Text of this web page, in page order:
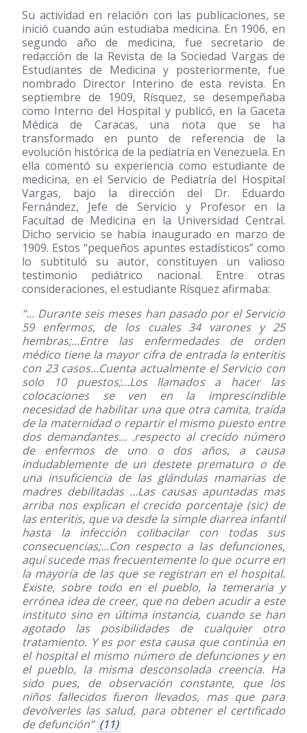
Su actividad en relación con las publicaciones, se
inició cuando aún estudiaba medicina. En 1906, en
segundo año de medicina, fue secretario de
redacción de la Revista de la Sociedad Vargas de
Estudiantes de Medicina y posteriormente, fue
nombrado Director Interino de esta revista. En
septiembre de 1909, Rísquez, se desempeñaba
como Interno del Hospital y publicó, en la Gaceta
Médica de Caracas, una nota que se ha
transformado en punto de referencia de la
evolución histórica de la pediatría en Venezuela. En
ella comentó su experiencia como estudiante de
medicina, en el Servicio de Pediatría del Hospital
Vargas, bajo la dirección del Dr. Eduardo
Fernández, Jefe de Servicio y Profesor en la
Facultad de Medicina en la Universidad Central.
Dicho servicio se había inaugurado en marzo de
1909. Estos “pequeños apuntes estadísticos” como
lo subtituló su autor, constituyen un valioso
testimonio pediátrico nacional. Entre otras
consideraciones, el estudiante Rísquez afirmaba:
“… Durante seis meses han pasado por el Servicio
59 enfermos, de los cuales 34 varones y 25
hembras;…Entre las enfermedades de orden
médico tiene la mayor cifra de entrada la enteritis
con 23 casos…Cuenta actualmente el Servicio con
solo 10 puestos;…Los llamados a hacer las
colocaciones se ven en la imprescindible
necesidad de habilitar una que otra camita, traída
de la maternidad o repartir el mismo puesto entre
dos demandantes… .respecto al crecido número
de enfermos de uno o dos años, a causa
indudablemente de un destete prematuro o de
una insuficiencia de las glándulas mamarias de
madres debilitadas …Las causas apuntadas mas
arriba nos explican el crecido porcentaje (sic) de
las enteritis, que va desde la simple diarrea infantil
hasta la infección colibacilar con todas sus
consecuencias;…Con respecto a las defunciones,
aquí sucede mas frecuentemente lo que ocurre en
la mayoría de las que se registran en el hospital.
Existe, sobre todo en el pueblo, la temeraria y
errónea idea de creer, que no deben acudir a este
instituto sino en última instancia, cuando se han
agotado las posibilidades de cualquier otro
tratamiento. Y es por esta causa que continúa en
el hospital el mismo número de defunciones y en
el pueblo, la misma desconsolada creencia. Ha
sido pues, de observación constante, que los
niños fallecidos fueron llevados, mas que para
devolverles las salud, para obtener el certificado
de defunción” (11)